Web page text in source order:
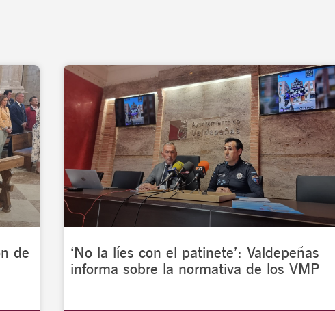
de
‘No la líes con el patinete’: Valdepeñas
informa sobre la normativa de los VMP